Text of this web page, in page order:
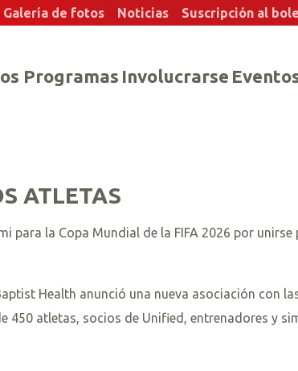
Programas Involucrarse
Galería de fotos Noticias Suscripción al
ATLETAS
la Copa Mundial de la FIFA 2026 por
Health anunció una nueva asociación con
atletas, socios de Unified, entrenadores y